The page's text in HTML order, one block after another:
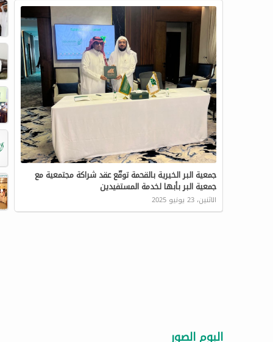
جمعية البر الخيرية بالقحمة توقّع عقد شراكة مجتمعية مع
جمعية البر بأبها لخدمة المستفيدين
الاثنين، 23 يونيو 2025
البوم الصور